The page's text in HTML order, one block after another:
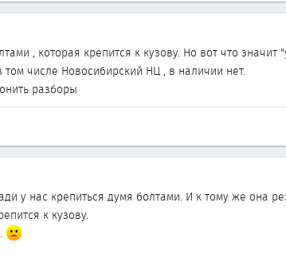
, которая крепится к кузову. Но вот что
том числе Новосибирский НЦ , в наличии нет.
разборы
у нас крепиться думя болтами. И к тому же она
к кузову.